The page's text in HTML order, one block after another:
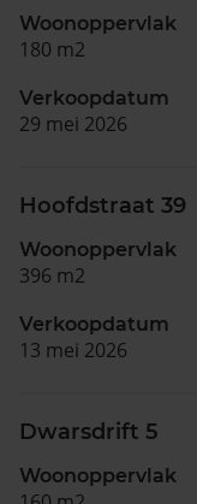
Woonoppervlak
180 m2
Verkoopdatum
29 mei 2026
Hoofdstraat 39
Woonoppervlak
396 m2
Verkoopdatum
13 mei 2026
Dwarsdrift 5
Woonoppervlak